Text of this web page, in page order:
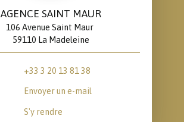
AGENCE SAINT MAUR
106 Avenue Saint Maur
59110 La Madeleine
+33 3 20 13 81 38
Envoyer un e-mail
S'y rendre